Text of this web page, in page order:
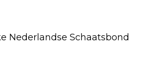
Nederlandse Schaatsbond